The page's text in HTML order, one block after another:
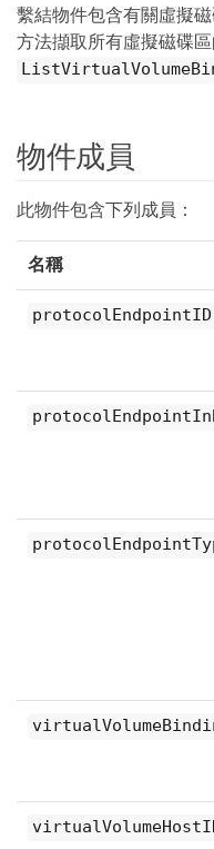
繫結物件包含有關虛擬
方法擷取所有虛擬磁碟
物件成員
此物件包含下列成員：
名稱
protocolEndpointID